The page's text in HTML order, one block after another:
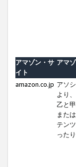
アマゾン・サ
イト
アマ
amazon.co.jp アソ
より
乙と
また
テン
った